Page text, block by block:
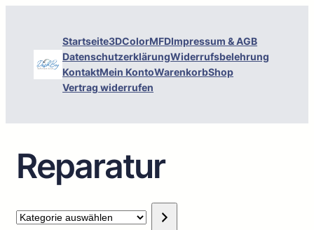
Startseite3DColorMFDImpressum & AGB
DatenschutzerklärungWiderrufsbelehrung
KontaktMein KontoWarenkorbShop
Vertrag widerrufen
Reparatur
Kategorie